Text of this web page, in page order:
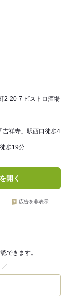
2-20-7 ビストロ酒場
吉祥寺」駅西口徒歩4
歩19分
開く
広告を非表示
できます。